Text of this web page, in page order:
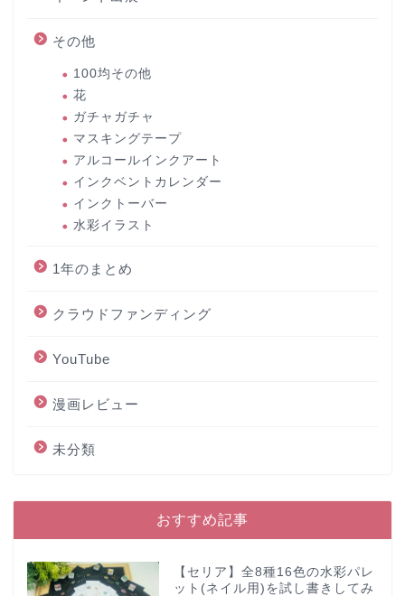
その他
100均その他
花
ガチャガチャ
マスキングテープ
アルコールインクアート
インクベントカレンダー
インクトーバー
水彩イラスト
1年のまとめ
クラウドファンディング
YouTube
漫画レビュー
未分類
おすすめ記事
【セリア】全8種16色の水彩パレ
ット(ネイル用)を試し書きしてみ